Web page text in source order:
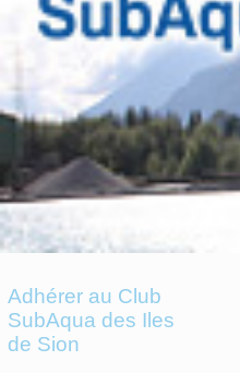
Adhérer au Club
SubAqua des Iles
de Sion